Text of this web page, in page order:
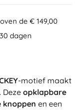
de € 149,00
dagen
-motief maakt
opklapbare
knoppen en een